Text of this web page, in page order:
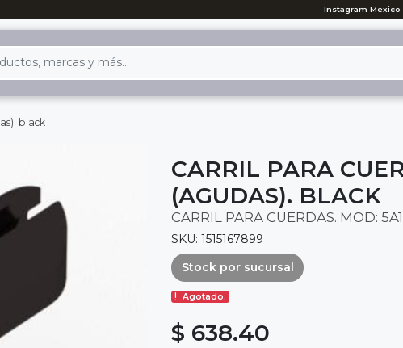
Instagram Mexico
black
CARRIL PARA
(AGUDAS). BLACK
CARRIL PARA CUERDAS. MOD:
SKU: 1515167899
Stock por sucursal
Agotado.
$ 638.40